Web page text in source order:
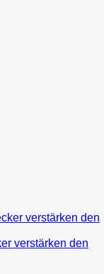
verstärken den